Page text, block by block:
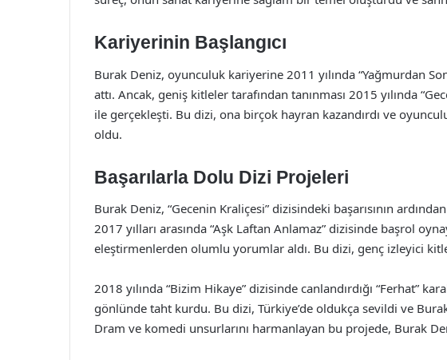
Kariyerinin Başlangıcı
Burak Deniz, oyunculuk kariyerine 2011 yılında “Yağmurdan
attı. Ancak, geniş kitleler tarafından tanınması 2015 yılında
ile gerçekleşti. Bu dizi, ona birçok hayran kazandırdı ve
oldu.
Başarılarla Dolu Dizi Projeleri
Burak Deniz, “Gecenin Kraliçesi” dizisindeki başarısının
2017 yılları arasında “Aşk Laftan Anlamaz” dizisinde başrol
eleştirmenlerden olumlu yorumlar aldı. Bu dizi, genç izleyici
2018 yılında “Bizim Hikaye” dizisinde canlandırdığı “Ferhat”
gönlünde taht kurdu. Bu dizi, Türkiye’de oldukça sevildi ve
Dram ve komedi unsurlarını harmanlayan bu projede, Burak